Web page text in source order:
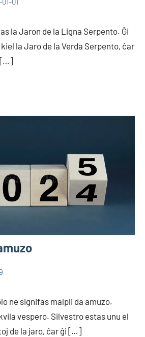
la Jaron de la Ligna Serpento. Ĝi
la Jaro de la Verda Serpento, ĉar
[…]
ne signifas malpli da amuzo.
vespero. Silvestro estas unu el
de la jaro, ĉar ĝi […]